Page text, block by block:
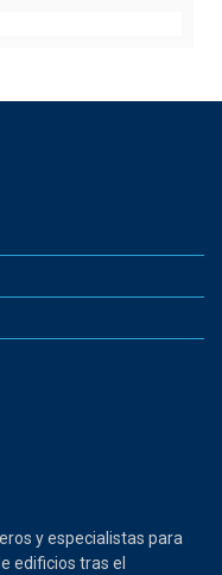
y especialistas para
edificios tras el